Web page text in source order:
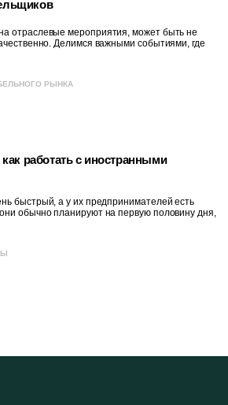
отраслевые мероприятия, может быть не
Делимся важными событиями, где
РЫНКА
работать с иностранными
быстрый, а у их предпринимателей есть
обычно планируют на первую половину дня,